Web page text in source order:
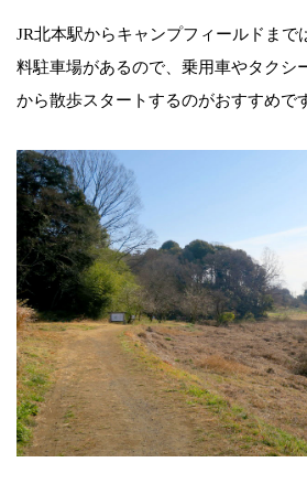
JR北本駅からキャンプフィールドまで
料駐車場があるので、乗用車やタクシ
から散歩スタートするのがおすすめで